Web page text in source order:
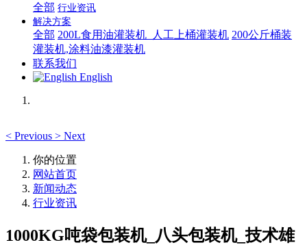
全部 行业资讯
解决方案
全部 200L食用油灌装机_人工上桶灌装机 200公斤桶装
灌装机,涂料油漆灌装机
联系我们
English
< Previous > Next
你的位置
网站首页
新闻动态
行业资讯
1000KG吨袋包装机_八头包装机_技术雄